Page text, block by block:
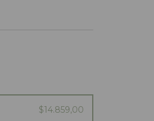
$14.859,00